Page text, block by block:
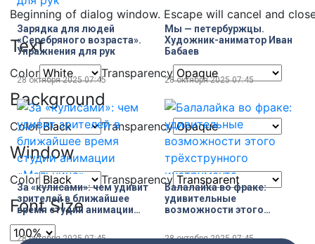
Beginning of dialog window. Escape will cancel and
Text
Color Transparency
Background
Color Transparency
Window
Color Transparency
Font Size
Зарядка для людей
«Серебряного возраста».
Упражнения для рук
28 октября 202507:45
Мы — петербуржцы.
Художник-аниматор Иван
Бабаев
28 октября 202507:45
За «кулисами»: чем удивит
зрителей в ближайшее
время студии анимации
28 октября 202507:45
Балалайка во фраке:
удивительные
возможности этого
инструмента
28 октября 202507:45